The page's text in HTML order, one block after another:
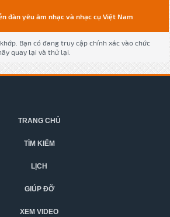
đàn yêu âm nhạc và nhạc cụ Việt Nam
Bạn có đang truy cập chính xác vào chức
quay lại và thử lại.
TRANG CHỦ
TÌM KIẾM
LỊCH
GIÚP ĐỠ
XEM VIDEO